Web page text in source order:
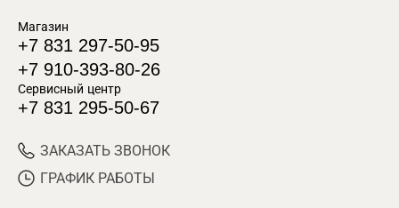
Магазин
+7 831 297-50-95
+7 910-393-80-26
Сервисный центр
+7 831 295-50-67
ЗАКАЗАТЬ ЗВОНОК
ГРАФИК РАБОТЫ